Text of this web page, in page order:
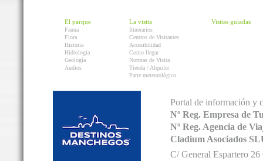
El parque
Fauna
Flora
Historia
Hidrología
Geología
Audios
La visita
Itinerarios
Centros de Visitantes
Accesibilidad
Como llegar
Normas de Visita
Tienda / Alquiler
Parte meteorológico
Visitas guiadas
Portal de información y
Nº Reg. Empresa de
Nº Reg. Agencia de
Cladium Asociados
C/ General Espartero